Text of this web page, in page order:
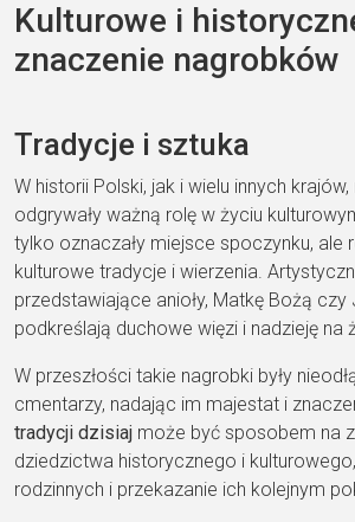
Kulturowe i
znaczenie nagrobków
Tradycje i sztuka
W historii Polski, jak i wielu innych
odgrywały ważną rolę w życiu
tylko oznaczały miejsce spoczynku, ale
kulturowe tradycje i wierzenia.
przedstawiające anioły, Matkę Bożą czy
podkreślają duchowe więzi i nadzieję na
W przeszłości takie nagrobki były
cmentarzy, nadając im majestat i
tradycji dzisiaj może być sposobem na
dziedzictwa historycznego i
rodzinnych i przekazanie ich kolejnym